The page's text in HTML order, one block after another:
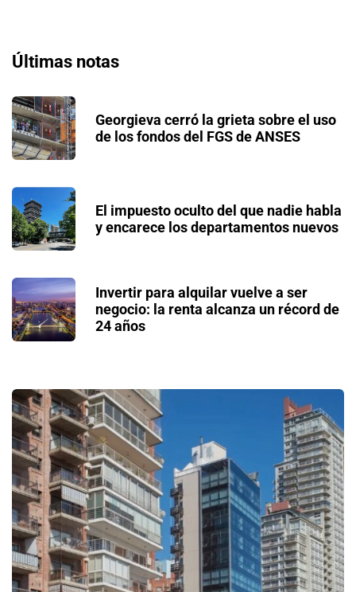
Últimas notas
Georgieva cerró la grieta sobre el uso
de los fondos del FGS de ANSES
El impuesto oculto del que nadie habla
y encarece los departamentos nuevos
Invertir para alquilar vuelve a ser
negocio: la renta alcanza un récord de
24 años